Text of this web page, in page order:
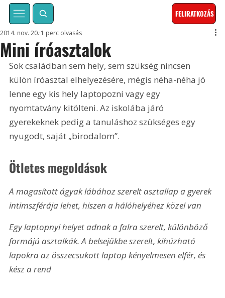
FELIRATKOZÁS
Mini íróasztalok
2014. nov. 20. 1 perc olvasás
Sok családban sem hely, sem szükség nincsen
külön íróasztal elhelyezésére, mégis néha-néha jó
lenne egy kis hely laptopozni vagy egy
nyomtatvány kitölteni. Az iskolába járó
gyerekeknek pedig a tanuláshoz szükséges egy
nyugodt, saját „birodalom”.
Ötletes megoldások
A magasított ágyak lábához szerelt asztallap a gyerek
intimszférája lehet, hiszen a hálóhelyéhez közel van
Egy laptopnyi helyet adnak a falra szerelt, különböző
formájú asztalkák. A belsejükbe szerelt, kihúzható
lapokra az összecsukott laptop kényelmesen elfér, és
kész a rend